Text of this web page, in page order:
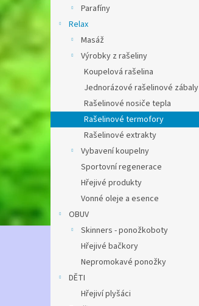
Parafíny
Relax
Masáž
Výrobky z rašeliny
Koupelová rašelina
Jednorázové rašelinové zábaly
Rašelinové nosiče tepla
Rašelinové termofory
Rašelinové extrakty
Vybavení koupelny
Sportovní regenerace
Hřejivé produkty
Vonné oleje a esence
OBUV
Skinners - ponožkoboty
Hřejivé bačkory
Nepromokavé ponožky
DĚTI
Hřejiví plyšáci